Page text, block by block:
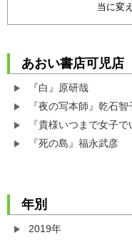
当に変
あおい書店可児
『白』原研哉
『夜の写本師』乾石智
『貴様いつまで女子
『死の島』福永武彦
年別
2019年